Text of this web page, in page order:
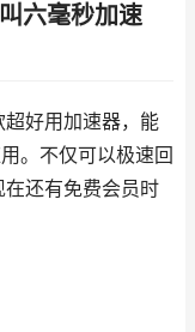
六毫秒加速
好用加速器，能
。不仅可以极速回
还有免费会员时